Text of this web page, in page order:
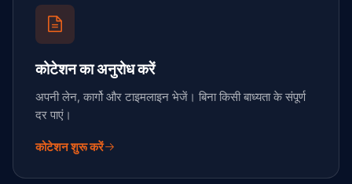
कोटेशन का अनुरोध करें
अपनी लेन, कार्गो और टाइमलाइन भेजें। बिना किसी बाध्यता के संपूर्ण
दर पाएं।
कोटेशन शुरू करें